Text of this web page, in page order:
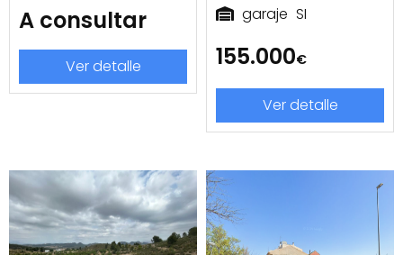
A consultar
Ver detalle
garaje SI
155.000€
Ver detalle